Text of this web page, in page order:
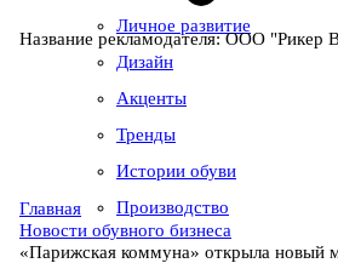
Личное развитие
Дизайн
Акценты
Тренды
Истории обуви
Производство
Название рекламодателя: ООО
Главная
Новости обувного бизнеса
«Парижская коммуна» открыла новый